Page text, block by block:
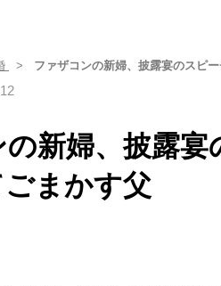
ファザコンの新婦、披露宴のスピ
新婦、披露
まかす父